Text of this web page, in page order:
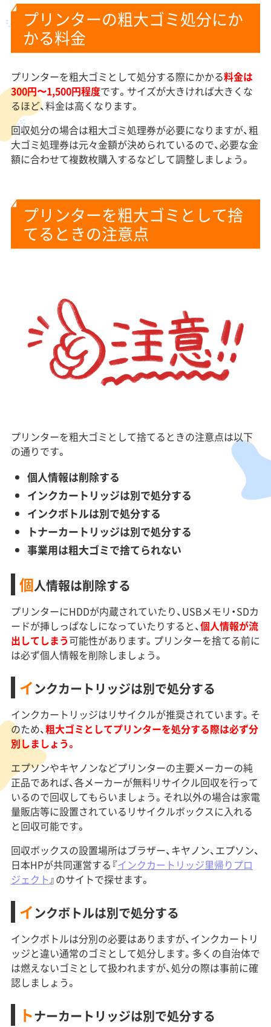
プリンターの粗大ゴミ処分にか
かる料金
プリンターを粗大ゴミとして処分する際にかかる料金は
300円〜1,500円程度です。サイズが大きければ大きくな
るほど、料金は高くなります。
回収処分の場合は粗大ゴミ処理券が必要になりますが、粗
大ゴミ処理券は元々金額が決められているので、必要な金
額に合わせて複数枚購入するなどして調整しましょう。
プリンターを粗大ゴミとして捨
てるときの注意点
プリンターを粗大ゴミとして捨てるときの注意点は以下
の通りです。
個人情報は削除する
インクカートリッジは別で処分する
インクボトルは別で処分する
トナーカートリッジは別で処分する
事業用は粗大ゴミで捨てられない
個人情報は削除する
プリンターにHDDが内蔵されていたり、USBメモリ・SDカ
ードが挿しっぱなしになっていたりすると、個人情報が流
出してしまう可能性があります。プリンターを捨てる前に
は必ず個人情報を削除しましょう。
インクカートリッジは別で処分する
インクカートリッジはリサイクルが推奨されています。そ
のため、粗大ゴミとしてプリンターを処分する際は必ず分
別しましょう。
エプソンやキヤノンなどプリンターの主要メーカーの純
正品であれば、各メーカーが無料リサイクル回収を行って
いるので回収してもらいましょう。それ以外の場合は家電
量販店等に設置されているリサイクルボックスに入れる
と回収可能です。
回収ボックスの設置場所はブラザー、キヤノン、エプソン、
日本HPが共同運営する『インクカートリッジ里帰りプロ
ジェクト』のサイトで探せます。
インクボトルは別で処分する
インクボトルは分別の必要はありますが、インクカートリ
ッジと違い通常のゴミとして処分します。多くの自治体で
は燃えないゴミとして扱われますが、処分の際は事前に確
認しましょう。
トナーカートリッジは別で処分する